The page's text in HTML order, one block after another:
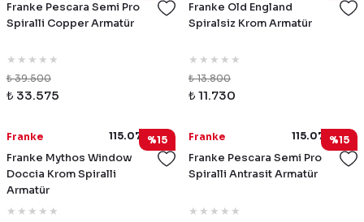
Franke Pescara Semi Pro
Spiralli Copper Armatür
₺ 39.500
₺ 33.575
Franke Old England
Spiralsiz Krom Armatür
₺ 13.800
₺ 11.730
%15
Franke 115.0731.378
Franke Mythos Window
Doccia Krom Spiralli
Armatür
%15
Franke 115.0741.722
Franke Pescara Semi Pro
Spiralli Antrasit Armatür